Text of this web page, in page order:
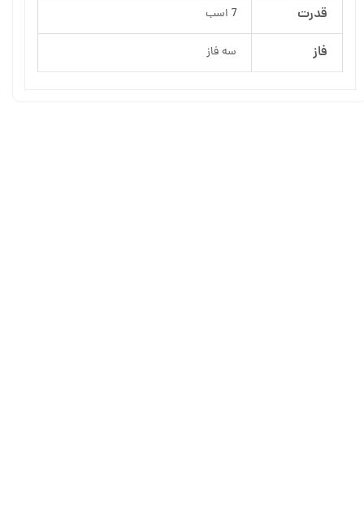
قدرت 7 اسب
فاز سه فاز